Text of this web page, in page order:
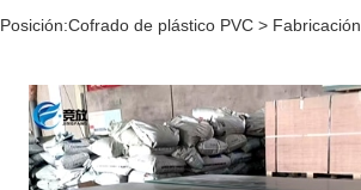
Posición:Cofrado de plástico PVC > Fabricación